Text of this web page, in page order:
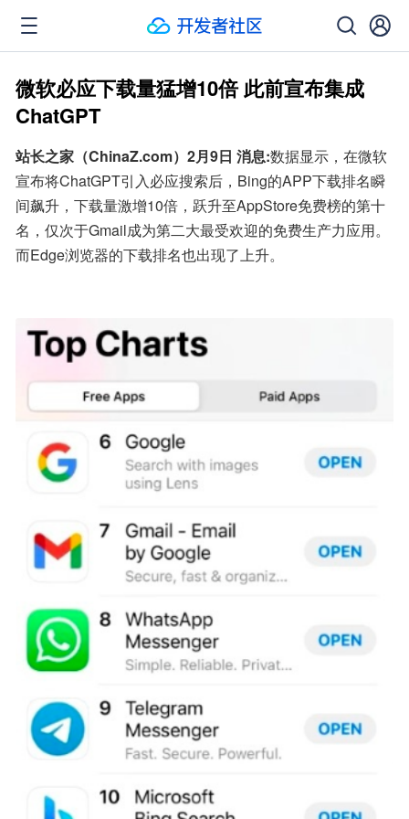
微软必应下载量猛增10倍 此前宣布集成
ChatGPT
站长之家（ChinaZ.com）2月9日 消息:数据显示，在微软
宣布将ChatGPT引入必应搜索后，Bing的APP下载排名瞬
间飙升，下载量激增10倍，跃升至AppStore免费榜的第十
名，仅次于Gmail成为第二大最受欢迎的免费生产力应用。
而Edge浏览器的下载排名也出现了上升。